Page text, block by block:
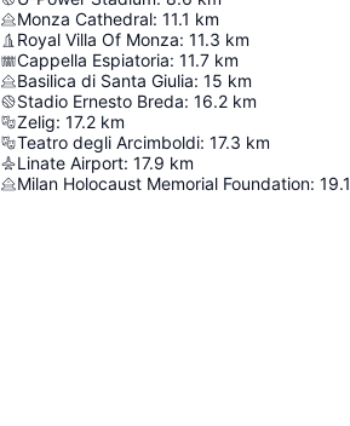
Monza Cathedral: 11.1 km
Royal Villa Of Monza: 11.3 km
Cappella Espiatoria: 11.7 km
Basilica di Santa Giulia: 15 km
Stadio Ernesto Breda: 16.2 km
Zelig: 17.2 km
Teatro degli Arcimboldi: 17.3 km
Linate Airport: 17.9 km
Milan Holocaust Memorial Foundation: 19.1